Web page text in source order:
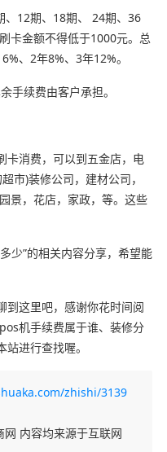
12期、18期、 24期、36
卡金额不得低于1000元。总
、2年8%、3年12%。
续费由客户承担。
消费，可以到五金店，电
市)装修公司，建材公司，
景，花店，家政，等。这些
”的相关内容分享，希望能
到这里吧，感谢你花时间阅
机手续费属于谁、装修分
进行查找喔。
zhishi/3139
内容均来源于互联网